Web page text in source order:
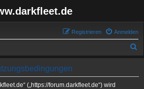
Anmelden
Registrieren
u
(„https://forum.darkfleet.de“) wird